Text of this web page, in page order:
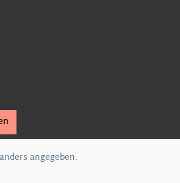
angegeben.